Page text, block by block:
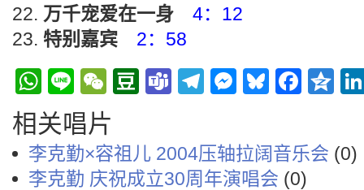
万千宠爱在一身
4：12
特别嘉宾
2：58
WhatsApp
LineWeChat
Douban
TeamsTelegramBluesky
相关唱片
李克勤×容祖儿 2004压轴拉阔音乐会 (0)
李克勤 庆祝成立30周年演唱会 (0)